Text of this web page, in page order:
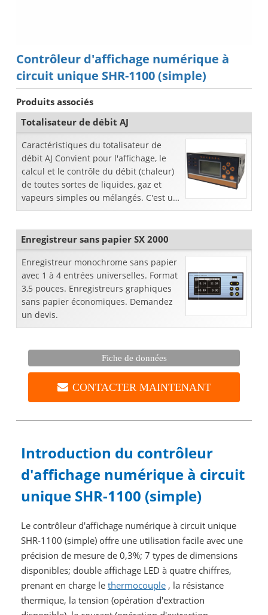
Contrôleur d'affichage numérique à
circuit unique SHR-1100 (simple)
Produits associés
Totalisateur de débit AJ
Caractéristiques du totalisateur de
débit AJ Convient pour l'affichage, le
calcul et le contrôle du débit (chaleur)
de toutes sortes de liquides, gaz et
vapeurs simples ou mélangés. C'est un
totalisateur de débit.
Enregistreur sans papier SX 2000
Enregistreur monochrome sans papier
avec 1 à 4 entrées universelles. Format
3,5 pouces. Enregistreurs graphiques
sans papier économiques. Demandez
un devis.
Fiche de données
CONTACTER MAINTENANT
Introduction du contrôleur
d'affichage numérique à circuit
unique SHR-1100 (simple)
Le contrôleur d'affichage numérique à circuit unique
SHR-1100 (simple) offre une utilisation facile avec une
précision de mesure de 0,3%; 7 types de dimensions
disponibles; double affichage LED à quatre chiffres,
prenant en charge le thermocouple, la résistance
thermique, la tension (opération d'extraction